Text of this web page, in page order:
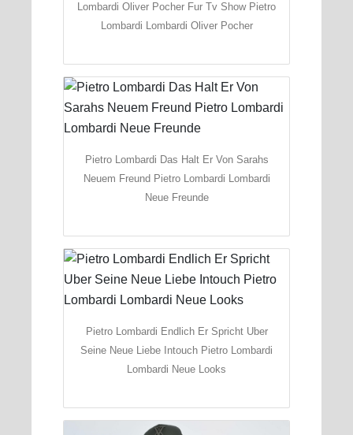
Lombardi Oliver Pocher Fur Tv Show Pietro
Lombardi Lombardi Oliver Pocher
Pietro Lombardi Das Halt Er Von Sarahs
Neuem Freund Pietro Lombardi Lombardi
Neue Freunde
Pietro Lombardi Endlich Er Spricht Uber
Seine Neue Liebe Intouch Pietro Lombardi
Lombardi Neue Looks